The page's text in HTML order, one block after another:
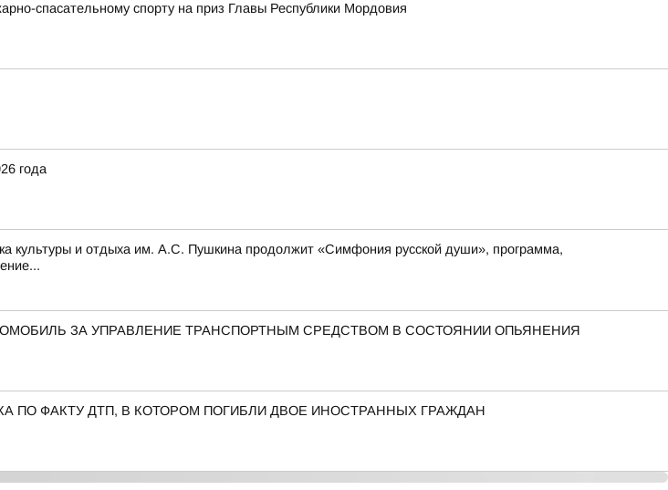
спасательному спорту на приз Главы Республики Мордовия
года
культуры и отдыха им. А.С. Пушкина продолжит «Симфония русской души», программа,
ЗА УПРАВЛЕНИЕ ТРАНСПОРТНЫМ СРЕДСТВОМ В СОСТОЯНИИ ОПЬЯНЕНИЯ
ПО ФАКТУ ДТП, В КОТОРОМ ПОГИБЛИ ДВОЕ ИНОСТРАННЫХ ГРАЖДАН